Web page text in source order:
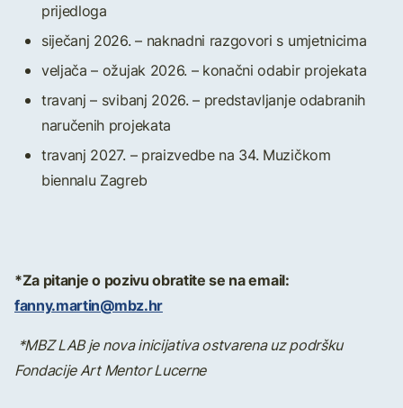
prijedloga
siječanj 2026. – naknadni razgovori s umjetnicima
veljača – ožujak 2026. – konačni odabir projekata
travanj – svibanj 2026. – predstavljanje odabranih
naručenih projekata
travanj 2027. – praizvedbe na 34. Muzičkom
biennalu Zagreb
*Za pitanje o pozivu obratite se na email:
fanny.martin@mbz.hr
*MBZ LAB je nova inicijativa ostvarena uz podršku
Fondacije Art Mentor Lucerne